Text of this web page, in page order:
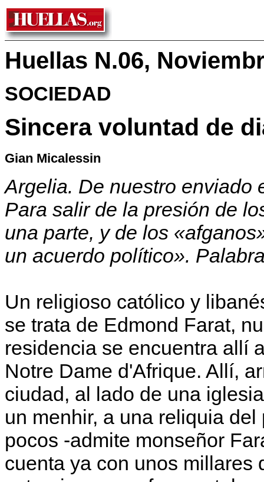
Huellas N.06,
SOCIEDAD
Sincera voluntad de
Gian Micalessin
Argelia. De nuestro enviado
Para salir de la presión de
una parte, y de los
un acuerdo político».
Un religioso católico y
se trata de Edmond Farat,
residencia se encuentra allí
Notre Dame d'Afrique. Allí,
ciudad, al lado de una
un menhir, a una reliquia
pocos -admi­te monseñor
cuenta ya con unos millares